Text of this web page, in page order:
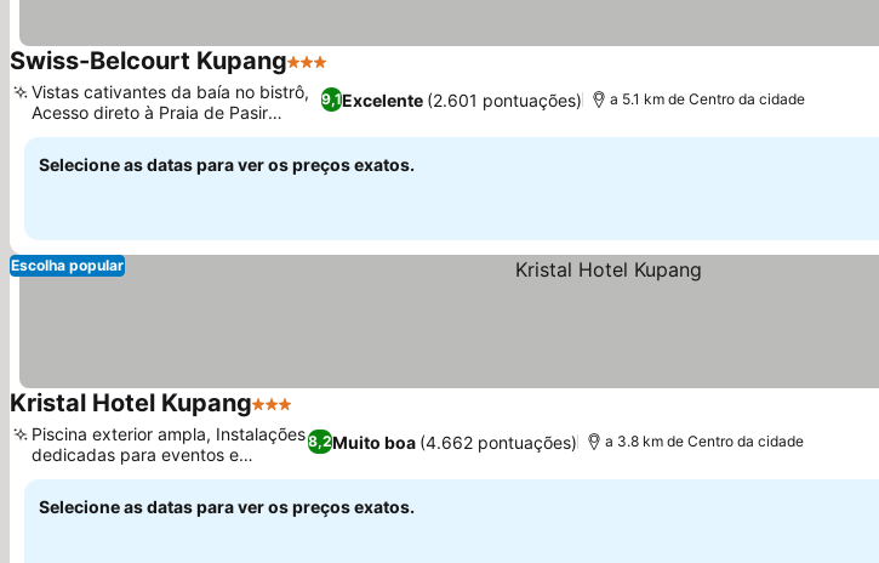
Swiss-Belcourt Kupang3 Estrelas
9,1Excelente (2.601 pontuações)
Vistas cativantes da baía no bistrô,
Acesso direto à Praia de Pasir
Panjang
a 5.1 km de Centro da cidade
Selecione as datas para ver os preços exatos.
Escolha popular
Kristal Hotel Kupang3 Estrelas
8,2Muito boa (4.662 pontuações)
Piscina exterior ampla, Instalações
dedicadas para eventos e
reuniões
a 3.8 km de Centro da cidade
Selecione as datas para ver os preços exatos.